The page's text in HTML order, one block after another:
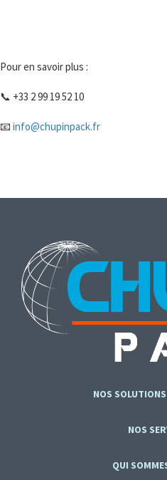
Pour en savoir plus :
📞 +33 2 99 19 52 10
📧 info@chupinpack.fr
NOS
NOS
QUI